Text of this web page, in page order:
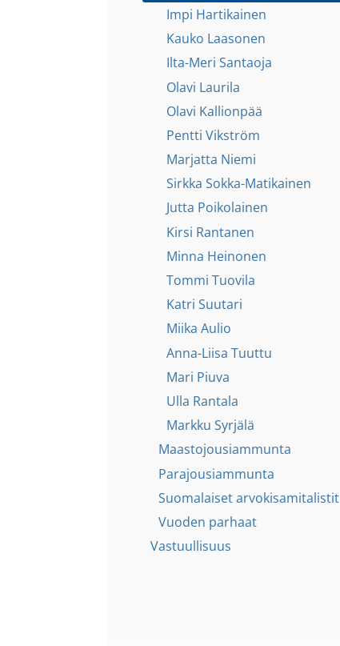
Impi Hartikainen
Kauko Laasonen
Ilta-Meri Santaoja
Olavi Laurila
Olavi Kallionpää
Pentti Vikström
Marjatta Niemi
Sirkka Sokka-Matikainen
Jutta Poikolainen
Kirsi Rantanen
Minna Heinonen
Tommi Tuovila
Katri Suutari
Miika Aulio
Anna-Liisa Tuuttu
Mari Piuva
Ulla Rantala
Markku Syrjälä
Maastojousiammunta
Parajousiammunta
Suomalaiset arvokisamitalistit
Vuoden parhaat
Vastuullisuus